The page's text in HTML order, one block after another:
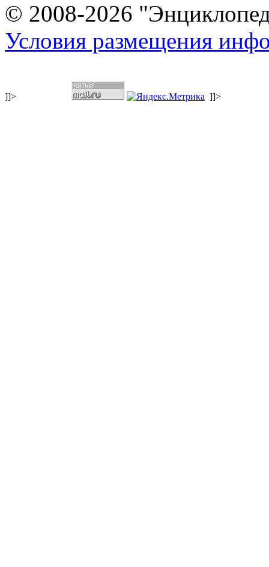
© 2008-2026
Условия размещения
]]> ]]>